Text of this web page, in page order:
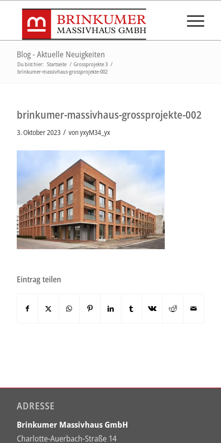
Blog - Aktuelle Neuigkeiten
Du bist hier: Startseite / Grossprojekte 3 /
brinkumer-massivhaus-grossprojekte-002
brinkumer-massivhaus-grossprojekte-002
3. Oktober 2023 / vonyxyM34_yx
Eintrag teilen
ADRESSE
Brinkumer Massivhaus GmbH
Charlotte-Auerbach-Straße 14